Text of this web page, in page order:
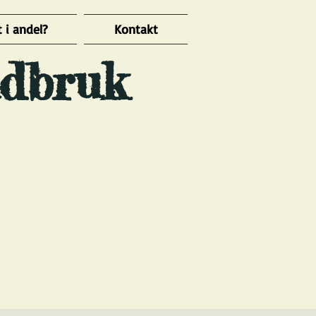
i andel? Kontakt